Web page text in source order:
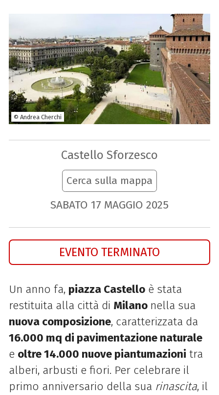
© Andrea Cherchi
Castello Sforzesco
Cerca sulla mappa
SABATO 17 MAGGIO 2025
EVENTO TERMINATO
Un anno fa, piazza Castelloè stata
restituita alla città di Milano nella sua
nuova composizione, caratterizzata da
16.000 mq di pavimentazione naturale
e oltre 14.000 nuove piantumazioni tra
alberi, arbusti e fiori. Per celebrare il
primo anniversario della sua rinascita, il